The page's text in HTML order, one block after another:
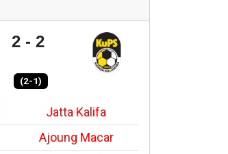
2 - 2
(2-1)
Jatta Kalifa
Ajoung Macar